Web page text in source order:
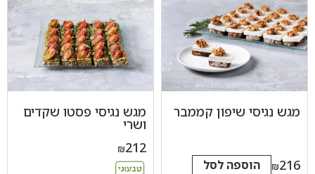
מגש נגיסי שיפון קממבר
216
₪ הוספה לסל
מגש נגיסי פסטו שקדים
ושרי
212
₪